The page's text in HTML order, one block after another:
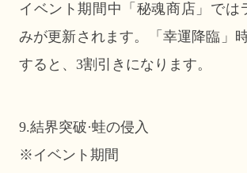
イベント期間中「秘魂商店」では
みが更新されます。「幸運降臨」
すると、3割引きになります。
9.結界突破·蛙の侵入
※イベント期間